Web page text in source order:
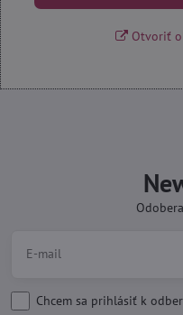
Otvoriť
Chcem sa prihlásiť k